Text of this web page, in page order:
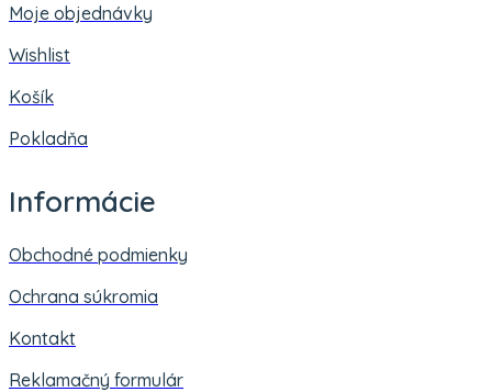
Moje objednávky
Wishlist
Košík
Pokladňa
Informácie
Obchodné podmienky
Ochrana súkromia
Kontakt
Reklamačný formulár